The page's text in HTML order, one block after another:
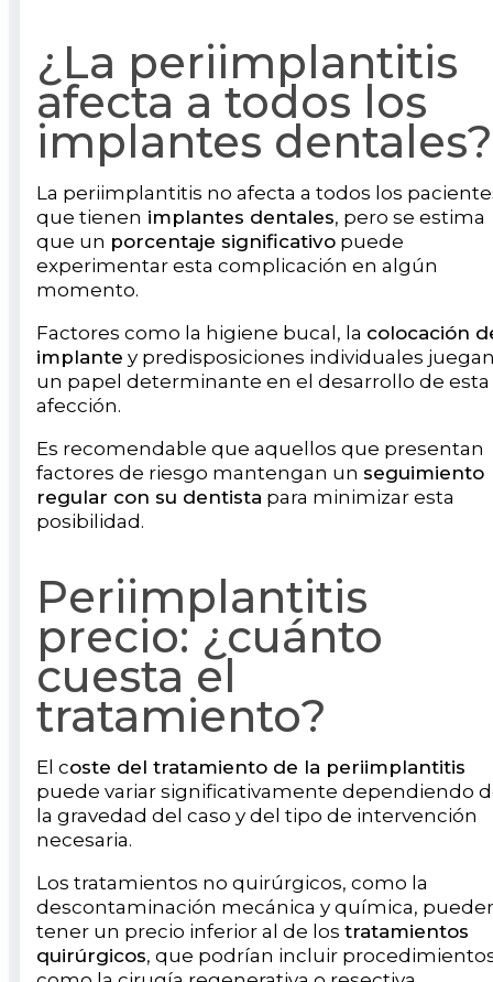
¿La periimplantitis
afecta a todos los
implantes dentales?
La periimplantitis no afecta a todos los
que tienen implantes dentales, pero se estima
que un porcentaje significativo puede
experimentar esta complicación en algún
momento.
Factores como la higiene bucal, la colocación
implante y predisposiciones individuales
un papel determinante en el desarrollo de esta
afección.
Es recomendable que aquellos que presentan
factores de riesgo mantengan un seguimiento
regular con su dentista para minimizar esta
posibilidad.
Periimplantitis
precio: ¿cuánto
cuesta el
tratamiento?
El coste del tratamiento de la periimplantitis
puede variar significativamente dependiendo
la gravedad del caso y del tipo de intervención
necesaria.
Los tratamientos no quirúrgicos, como la
descontaminación mecánica y química,
tener un precio inferior al de los tratamientos
quirúrgicos, que podrían incluir